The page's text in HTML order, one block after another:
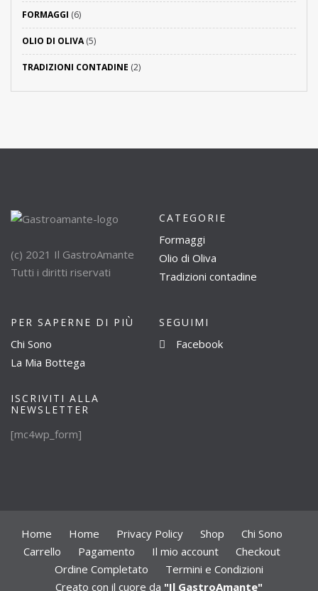
FORMAGGI (6)
OLIO DI OLIVA(5)
TRADIZIONI CONTADINE (2)
(c) 2021 Il GastroAmante
Tutti i diritti riservati
CATEGORIE
Formaggi
Olio di Oliva
Tradizioni contadine
PER SAPERNE DI PIÙ
Chi Sono
La Mia Bottega
SEGUIMI
Facebook
ISCRIVITI ALLA
NEWSLETTER
[mc4wp_form]
Home Home Privacy Policy Shop
Chi Sono
Carrello
Pagamento Il mio account
Checkout
Ordine Completato
Termini e Condizioni
Creato con il cuore da "Il GastroAmante"